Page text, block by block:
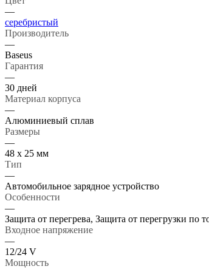
—
серебристый
Производитель
—
Baseus
Гарантия
—
30 дней
Материал корпуса
—
Алюминиевый сплав
Размеры
—
48 х 25 мм
Тип
—
Автомобильное зарядное устройство
Особенности
—
Защита от перегрева, Защита от перегрузки по
Входное напряжение
—
12/24 V
Мощность